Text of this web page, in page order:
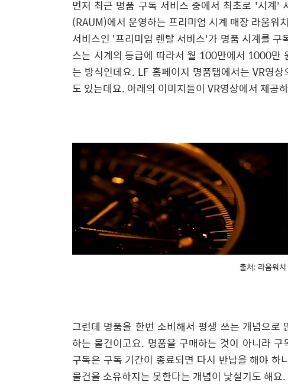
먼저 최근 명품 구독 서비스 중에서 최초로 '시계'
(RAUM)에서 운영하는 프리미엄 시계 매장 라움
서비스인 '프리미엄 렌탈 서비스'가 명품 시계를
스는 시계의 등급에 따라서 월 100만에서 1000만
는 방식인데요. LF 홈페이지 명품탭에서는 VR영
도 있는데요. 아래의 이미지들이 VR영상에서 제공
출처: 라움워
그런데 명품을 한번 소비해서 평생 쓰는 개념으
하는 물건이고요. 명품을 구매하는 것이 아니라
구독은 구독 기간이 종료되면 다시 반납을 해야 하
물건을 소유하지는 못한다는 개념이 낯설기도 해요.